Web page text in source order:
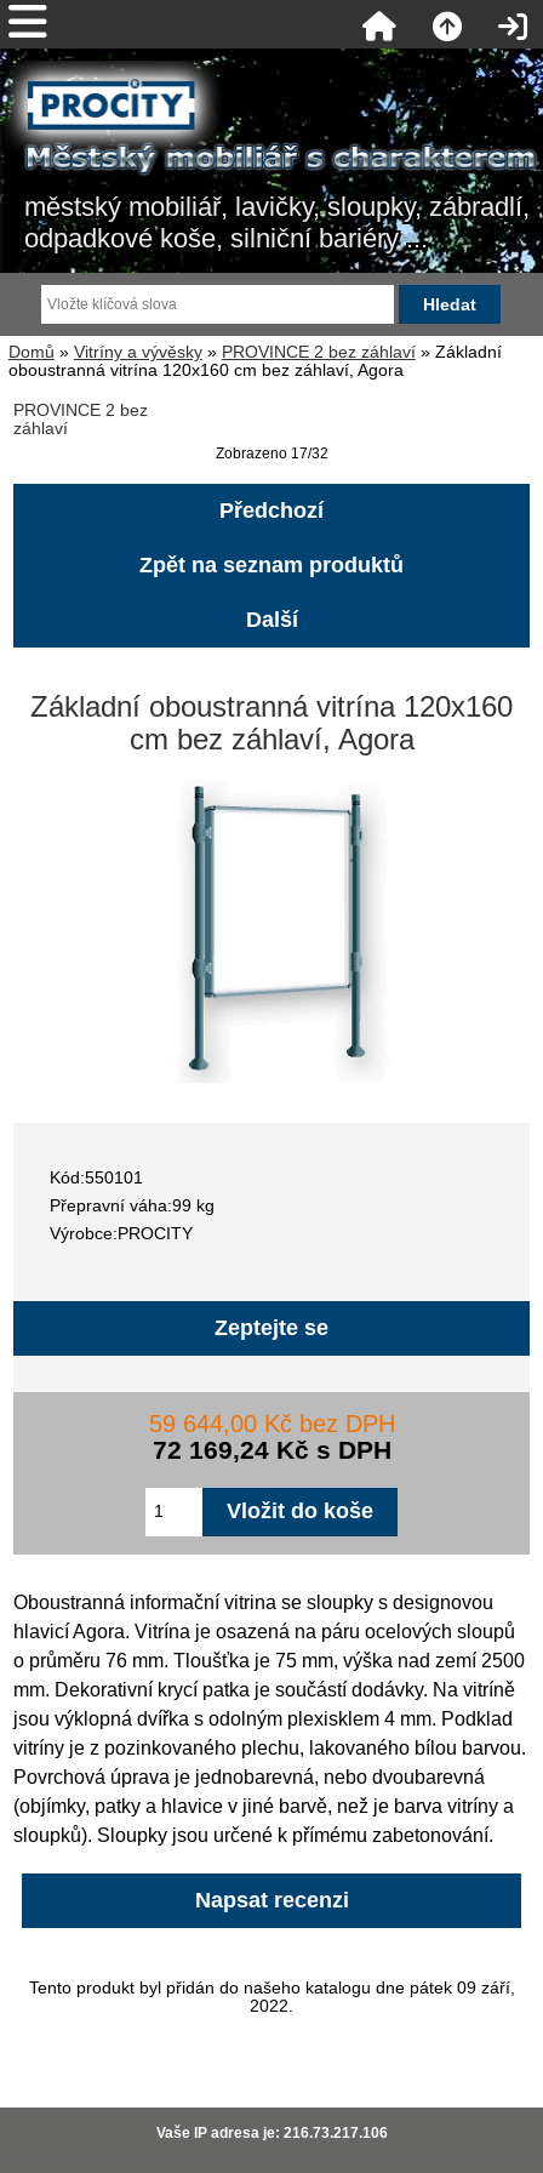
městský mobiliář, lavičky, sloupky, zábradlí,
odpadkové koše, silniční bariéry ...
Domů » Vitríny a vývěsky» PROVINCE 2 bez záhlaví» Základní
oboustranná vitrína 120x160 cm bez záhlaví, Agora
PROVINCE 2 bez
záhlaví
Zobrazeno 17/32
Předchozí
Zpět na seznam produktů
Další
Základní oboustranná vitrína 120x160
cm bez záhlaví, Agora
Kód:550101
Přepravní váha:99 kg
Výrobce:PROCITY
Zeptejte se
59 644,00 Kč bez DPH
72 169,24 Kč s DPH
Oboustranná informační vitrina se sloupky s designovou
hlavicí Agora. Vitrína je osazená na páru ocelových sloupů
o průměru 76 mm. Tloušťka je 75 mm, výška nad zemí 2500
mm. Dekorativní krycí patka je součástí dodávky. Na vitríně
jsou výklopná dvířka s odolným plexisklem 4 mm. Podklad
vitríny je z pozinkovaného plechu, lakovaného bílou barvou.
Povrchová úprava je jednobarevná, nebo dvoubarevná
(objímky, patky a hlavice v jiné barvě, než je barva vitríny a
sloupků). Sloupky jsou určené k přímému zabetonování.
Napsat recenzi
Tento produkt byl přidán do našeho katalogu dne pátek 09 září,
2022.
Vaše IP adresa je: 216.73.217.106